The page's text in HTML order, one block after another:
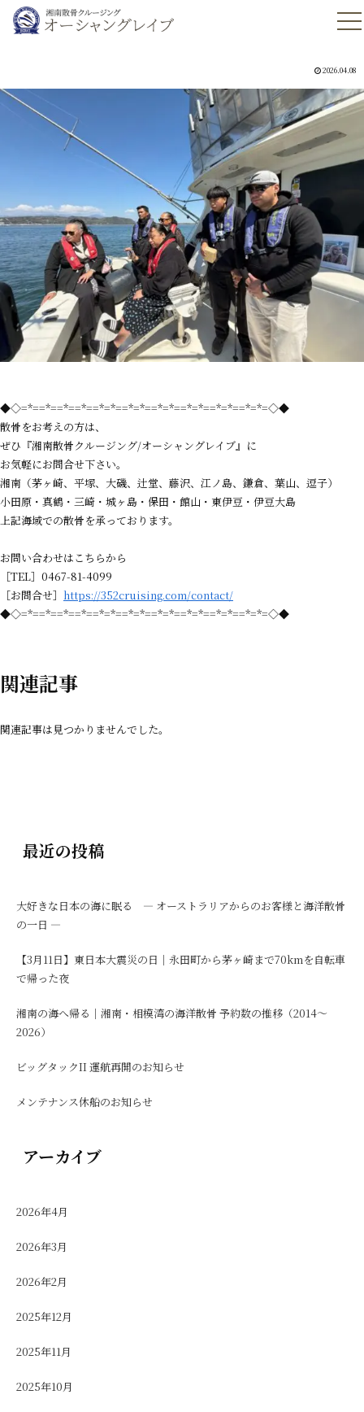
2026.04.08
◆◇=*==*==*==*==*=*==*=*==*=*==*=*==*=*==*=*=◇◆
散骨をお考えの方は、
ぜひ『湘南散骨クルージング/オーシャングレイブ』に
お気軽にお問合せ下さい。
湘南（茅ヶ崎、平塚、大磯、辻堂、藤沢、江ノ島、鎌倉、葉山、逗子）
小田原・真鶴・三崎・城ヶ島・保田・館山・東伊豆・伊豆大島
上記海域での散骨を承っております。
お問い合わせはこちらから
［TEL］0467-81-4099
［お問合せ］ https://352cruising.com/contact/
◆◇=*==*==*==*==*=*==*=*==*=*==*=*==*=*==*=*=◇◆
関連記事
関連記事は見つかりませんでした。
最近の投稿
大好きな日本の海に眠る ― オーストラリアからのお客様と海洋散骨
の一日 ―
【3月11日】東日本大震災の日｜永田町から茅ヶ崎まで70kmを自転車
で帰った夜
湘南の海へ帰る｜湘南・相模湾の海洋散骨 予約数の推移（2014〜
2026）
ビッグタックII 運航再開のお知らせ
メンテナンス休船のお知らせ
アーカイブ
2026年4月
2026年3月
2026年2月
2025年12月
2025年11月
2025年10月